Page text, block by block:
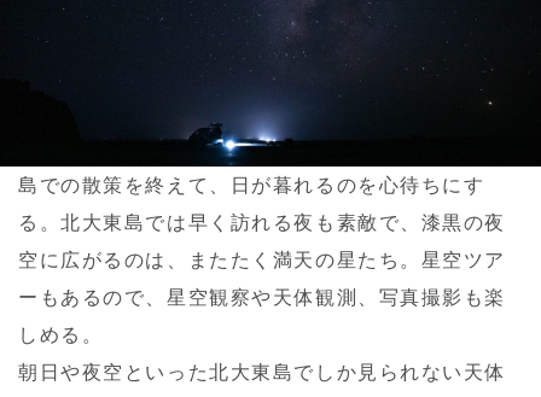
島での散策を終えて、日が暮れるのを心待ちにす
る。北大東島では早く訪れる夜も素敵で、漆黒の夜
空に広がるのは、またたく満天の星たち。星空ツア
ーもあるので、星空観察や天体観測、写真撮影も楽
しめる。
朝日や夜空といった北大東島でしか見られない天体